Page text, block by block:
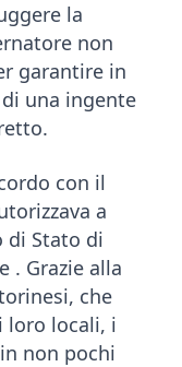
la
non
garantire in
una ingente
con il
a
di Stato di
. Grazie alla
che
loro locali, i
non pochi